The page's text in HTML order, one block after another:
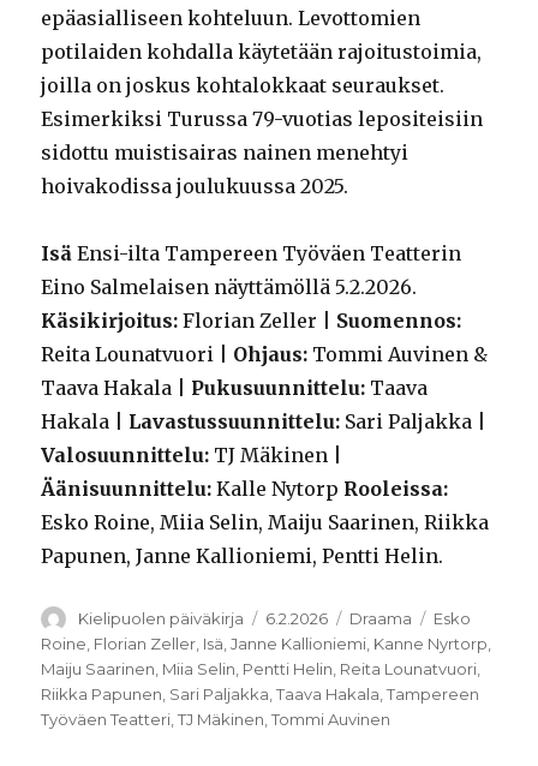
epäasialliseen kohteluun. Levottomien
potilaiden kohdalla käytetään rajoitustoimia,
joilla on joskus kohtalokkaat seuraukset.
Esimerkiksi Turussa 79-vuotias lepositeisiin
sidottu muistisairas nainen menehtyi
hoivakodissa joulukuussa 2025.
Isä Ensi-ilta Tampereen Työväen Teatterin
Eino Salmelaisen näyttämöllä 5.2.2026.
Käsikirjoitus: Florian Zeller | Suomennos:
Reita Lounatvuori | Ohjaus: Tommi Auvinen &
Taava Hakala | Pukusuunnittelu: Taava
Hakala | Lavastussuunnittelu: Sari Paljakka |
Valosuunnittelu: TJ Mäkinen |
Äänisuunnittelu: Kalle Nytorp Rooleissa:
Esko Roine, Miia Selin, Maiju Saarinen, Riikka
Papunen, Janne Kallioniemi, Pentti Helin.
Kirjoittaja
Kielipuolen päiväkirja Julkaistu
6.2.2026 Kategoriat
Draama Avainsanat
Esko
Roine, Florian Zeller, Isä,Janne Kallioniemi, Kanne Nyrtorp,
Maiju Saarinen, Miia Selin, Pentti Helin, Reita Lounatvuori,
Riikka Papunen, Sari Paljakka,Taava Hakala,Tampereen
Työväen Teatteri,TJ Mäkinen,Tommi Auvinen